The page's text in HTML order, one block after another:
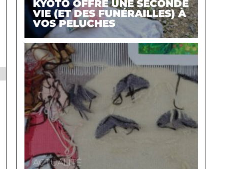
KYOTO OFFRE UNE SECONDE
VIE (ET DES FUNÉRAILLES) À
VOS PELUCHES
ACTUALITÉ